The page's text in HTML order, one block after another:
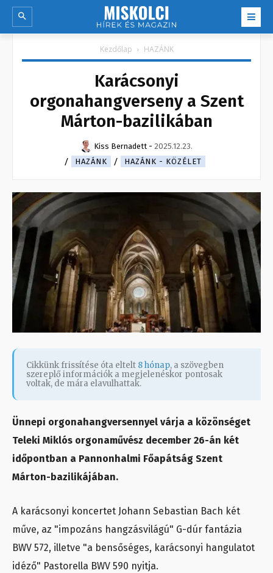
Kezdőlap HAZÁNK
Karácsonyi
orgonahangverseny a Szent
Márton-bazilikában
Kiss Bernadett - 2025.12.23.
HAZÁNK
HAZÁNK - KÖZÉLET
Cikkünk frissítése óta eltelt 8 hónap, a szövegben
szereplő információk a megjelenéskor pontosak
voltak, de mára elavulhattak.
Ünnepi orgonahangversennyel várja a közönséget
Teleki Miklós orgonaművész december 26-án két
időpontban a Pannonhalmi Főapátság Szent
Márton-bazilikájában.
A karácsonyi koncertet Johann Sebastian Bach két
műve, az "impozáns hangzásvilágú" G-dúr fantázia
BWV 572, illetve "a bensőséges, karácsonyi hangulatot
idéző" Pastorella BWV 590 nyitja.